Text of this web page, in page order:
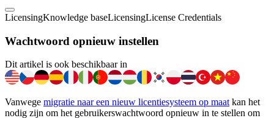
LicensingKnowledge baseLicensingLicense Credentials
Wachtwoord opnieuw instellen
Dit artikel is ook beschikbaar in
Vanwege migratie naar een nieuw licentiesysteem op maatkan het
nodig zijn om het gebruikerswachtwoord opnieuw in te stellen om